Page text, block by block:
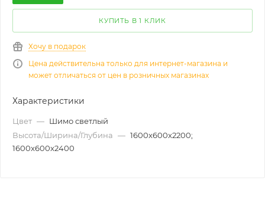
КУПИТЬ В 1 КЛИК
Хочу в подарок
Цена действительна только для интернет-магазина и
может отличаться от цен в розничных магазинах
Характеристики
Цвет — Шимо светлый
Высота/Ширина/Глубина — 1600x600x2200;
1600x600x2400